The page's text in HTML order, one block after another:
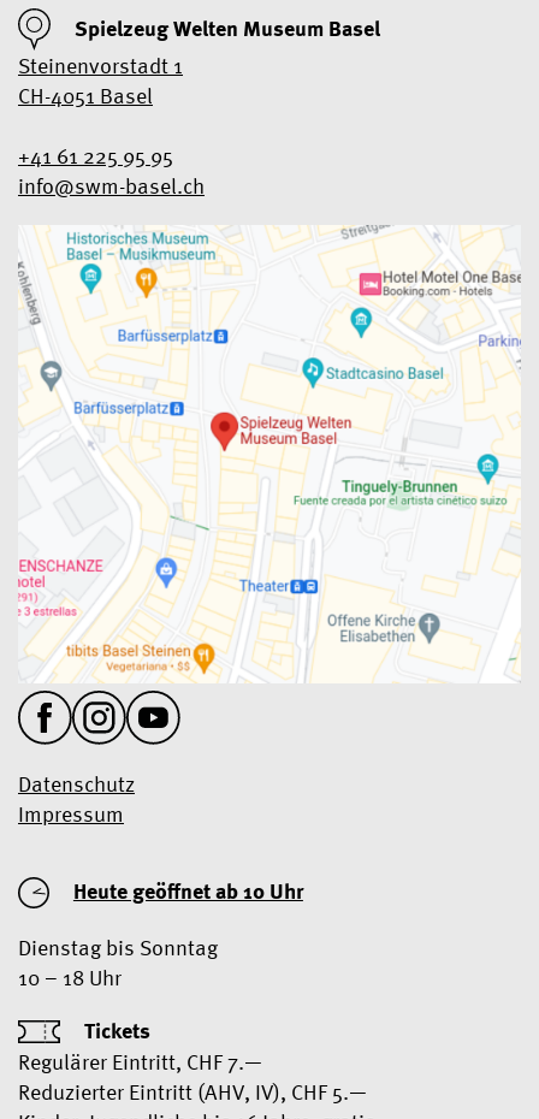
Spielzeug Welten Museum Basel
Steinenvorstadt 1
CH-4051 Basel
+41 61 225 95 95
info@swm-basel.ch
Datenschutz
Impressum
Heute geöffnet ab 10 Uhr
Dienstag bis Sonntag
10 – 18 Uhr
Tickets
Regulärer Eintritt, CHF 7.—
Reduzierter Eintritt (AHV, IV), CHF 5.—